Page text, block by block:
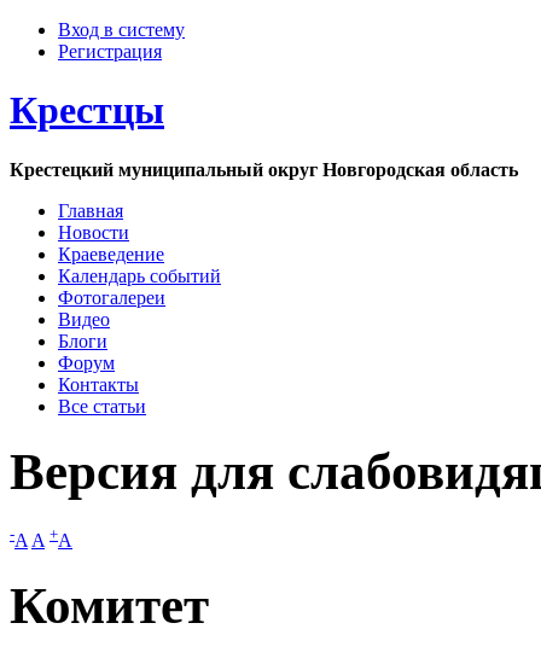
Вход в систему
Регистрация
Крестцы
Крестецкий муниципальный округ Новгородская область
Главная
Новости
Краеведение
Календарь событий
Фотогалереи
Видео
Блоги
Форум
Контакты
Все статьи
Версия для
-A A +A
Комитет